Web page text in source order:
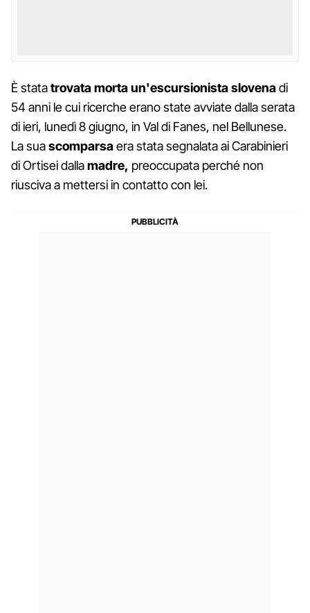
È statatrovatamortaun'escursionistaslovenadi
54 anni le cui ricerche erano state avviate dalla serata
di ieri, lunedì 8 giugno, in Val di Fanes, nel Bellunese.
La suascomparsaera stata segnalata ai Carabinieri
di Ortisei dallamadre, preoccupata perché non
riusciva a mettersi in contatto con lei.